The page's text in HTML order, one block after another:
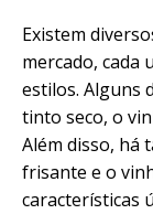
Existem
mercado, cada
estilos. Alguns
tinto seco, o
Além disso, há
frisante e o
características